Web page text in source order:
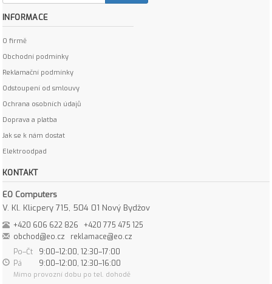
INFORMACE
O firmě
Obchodní podmínky
Reklamační podmínky
Odstoupení od smlouvy
Ochrana osobních údajů
Doprava a platba
Jak se k nám dostat
Elektroodpad
KONTAKT
EO Computers
V. Kl. Klicpery 715, 504 01 Nový Bydžov
+420 606 622 826
+420 775 475 125
obchod@eo.cz
reklamace@eo.cz
Po–Čt
9:00–12:00, 12:30–17:00
Pá
9:00–12:00, 12:30–16:00
Mimo provozní dobu po tel. dohodě